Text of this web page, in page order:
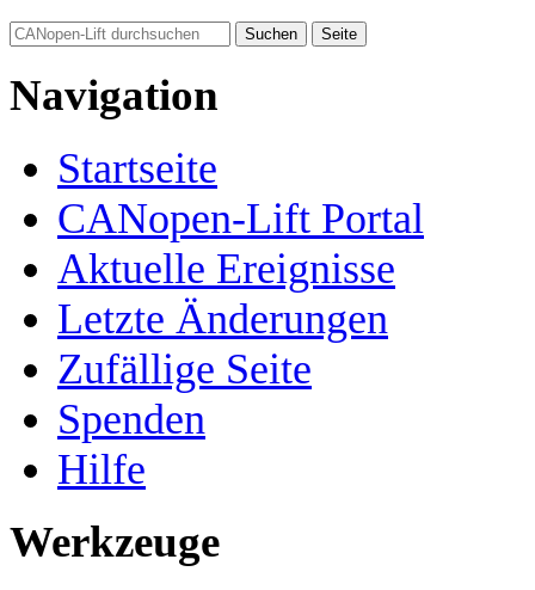
Navigation
Startseite
CANopen-Lift Portal
Aktuelle Ereignisse
Letzte Änderungen
Zufällige Seite
Spenden
Hilfe
Werkzeuge